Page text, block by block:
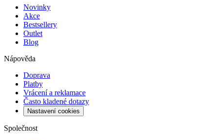
Novinky
Akce
Bestsellery
Outlet
Blog
Nápověda
Doprava
Platby
Vrácení a reklamace
Často kladené dotazy
Nastavení cookies
Společnost